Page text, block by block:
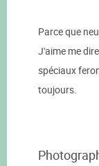
Parce que
J'aime me
spéciaux
toujours.